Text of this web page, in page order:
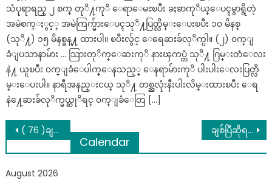
သံပုရာရည္ ၂ စက္ တုိ႔ကုိ ေရာေမႊၿပီး ခႏၶာကုိယ္ေပၚမွာရွိတဲ့
အမဲစက္ႏွင့္ အမဲကြက္မ်ားေပၚသုိ႔ပြတ္လိမ္းေပးၿပီး ၁၀ မိနစ္
(သုိ႔) ၁၅ မိနစ္ခန္႔ ထားပါ။ ၿပီးလွ်င္ ေရေဆးခ်လုိက္ပါ။ (၂) ၀က္ျ
ခံျပသာနာမ်ား … သြားတုိက္ေဆးကုိ နားၾကပ္တံ သုိ႔ ဂြမ္းတံေလး
နဲ႔ ယူၿပီး ၀က္ျခံေပါက္ေနသည့္ ေနရာမ်ားကုိ ပါးပါးေလးပြတ္လိ
မ္းေပးပါ။ နာရီအနည္းငယ္ သုိ႔ တစ္ညလုံးနီးပါးလိမ္းထားၿပီး ေရ
နဲ႔ေဆးခ်လုိက္မယ္ဆုိရင္ ၀က္ျခံေတြ […]
Post
navigation
( 76 )ချက်ထဲက သင်( 1 )ချက်လုပ်နိုင်ရင် မိန်းကလေး တစ်ယောက်ကို တကယ်ချစ်လို့ပါ… ချစ်ပြီဆိုရင် အမျိုးသားတွေ လိုချင်တဲ့ အရာ (၆) ခု
Calendar
August 2026